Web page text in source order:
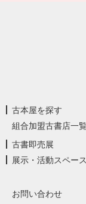
古本屋を探す
組合加盟古書店一
古書即売展
展示・活動スペース
お問い合わせ